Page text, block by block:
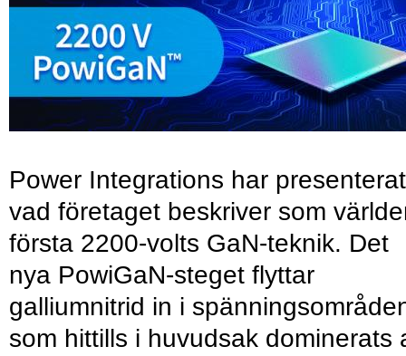
Power Integrations har presenterat
vad företaget beskriver som
första 2200-volts GaN-teknik. Det
nya PowiGaN-steget flyttar
galliumnitrid in i
som hittills i huvudsak dominerats